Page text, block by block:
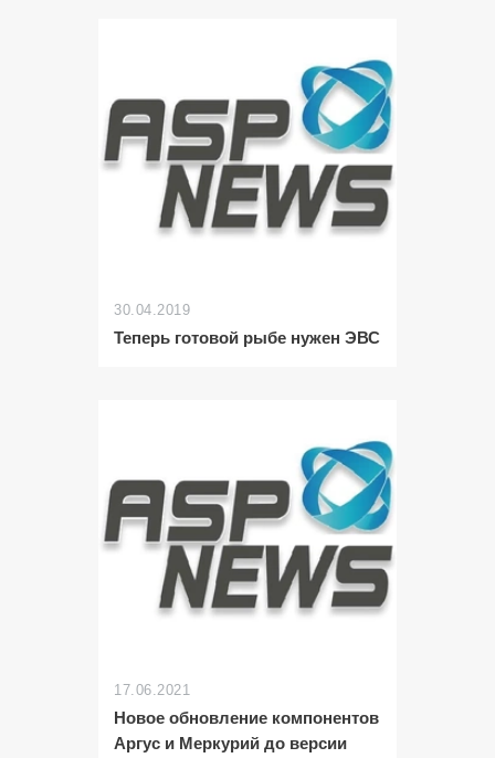
30.04.2019
Теперь готовой рыбе нужен ЭВС
17.06.2021
Новое обновление компонентов
Аргус и Меркурий до версии